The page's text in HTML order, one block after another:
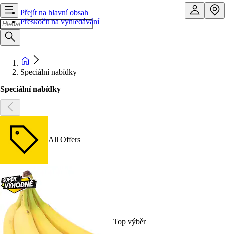
Přejít na hlavní obsah
Přeskočit na vyhledávání
Speciální nabídky
Speciální nabídky
All Offers
Top výběr